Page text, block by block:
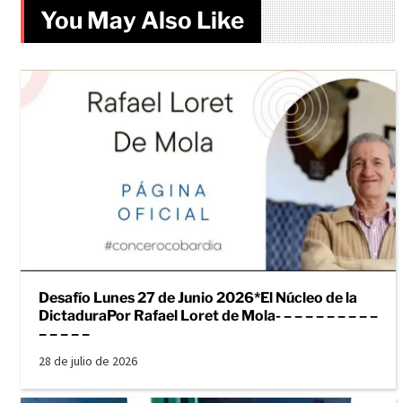
You May Also Like
Desafío Lunes 27 de Junio 2026*El Núcleo de la
DictaduraPor Rafael Loret de Mola- – – – – – – – – –
– – – – –
28 de julio de 2026